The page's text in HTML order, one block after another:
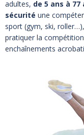
adultes, de 5 ans à 77
sécurité une
sport (gym, ski,
pratiquer la compétition
enchaînements